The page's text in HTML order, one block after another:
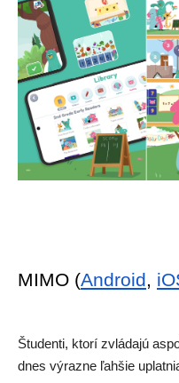
MIMO (Android,
Študenti, ktorí zvládajú
dnes výrazne ľahšie